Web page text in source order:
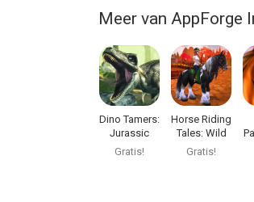
Meer van AppForge
Dino Tamers:
Jurassic
MMORPG
Gratis!
Horse Riding
Tales: Wild
World
Gratis!